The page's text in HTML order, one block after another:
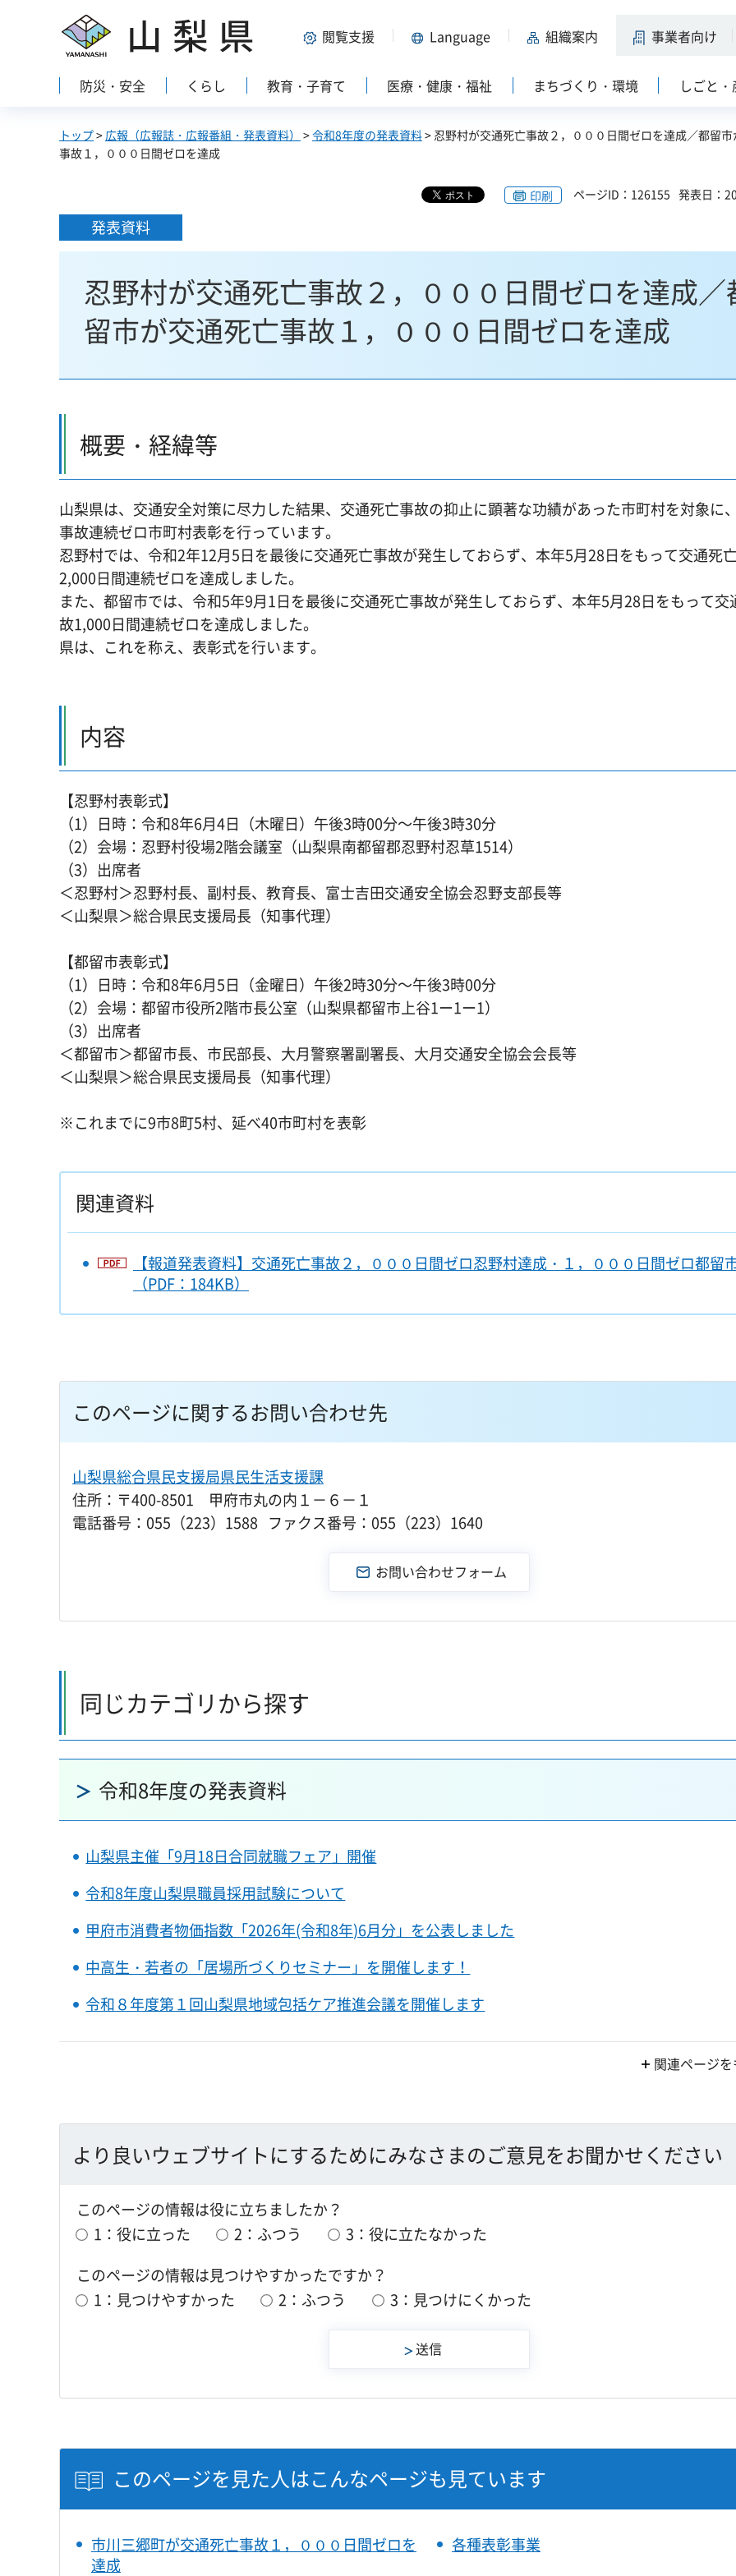
山梨県 閲覧支援 Language 組織案内 事業者向け
防災・安全 くらし 教育・子育て 医療・健康・福祉 まちづくり・環境 しごと
トップ> 広報（広報誌・広報番組・発表資料） >令和8年度の発表資料> 忍野村が交通死亡事故２，０００日間ゼロを達成／都留
事故１，０００日間ゼロを達成
印刷 ページID：126155 発表日：
発表資料
忍野村が交通死亡事故２，０００日間ゼロを達成／
留市が交通死亡事故１，０００日間ゼロを達成
概要・経緯等
山梨県は、交通安全対策に尽力した結果、交通死亡事故の抑止に顕著な功績があった市町村を対象に
事故連続ゼロ市町村表彰を行っています。
忍野村では、令和2年12月5日を最後に交通死亡事故が発生しておらず、本年5月28日をもって交通死
2,000日間連続ゼロを達成しました。
また、都留市では、令和5年9月1日を最後に交通死亡事故が発生しておらず、本年5月28日をもって交
故1,000日間連続ゼロを達成しました。
県は、これを称え、表彰式を行います。
内容
【忍野村表彰式】
（1）日時：令和8年6月4日（木曜日）午後3時00分～午後3時30分
（2）会場：忍野村役場2階会議室（山梨県南都留郡忍野村忍草1514）
（3）出席者
＜忍野村＞忍野村長、副村長、教育長、富士吉田交通安全協会忍野支部長等
＜山梨県＞総合県民支援局長（知事代理）
【都留市表彰式】
（1）日時：令和8年6月5日（金曜日）午後2時30分～午後3時00分
（2）会場：都留市役所2階市長公室（山梨県都留市上谷1ー1ー1）
（3）出席者
＜都留市＞都留市長、市民部長、大月警察署副署長、大月交通安全協会会長等
＜山梨県＞総合県民支援局長（知事代理）
※これまでに9市8町5村、延べ40市町村を表彰
関連資料
【報道発表資料】交通死亡事故２，０００日間ゼロ忍野村達成・１，０００日間ゼロ都留
（PDF：184KB）
このページに関するお問い合わせ先
山梨県総合県民支援局県民生活支援課
住所：〒400-8501 甲府市丸の内１－６－１
電話番号：055（223）1588 ファクス番号：055（223）1640
同じカテゴリから探す
令和8年度の発表資料
山梨県主催「9月18日合同就職フェア」開催
令和8年度山梨県職員採用試験について
甲府市消費者物価指数「2026年(令和8年)6月分」を公表しました
中高生・若者の「居場所づくりセミナー」を開催します！
令和８年度第１回山梨県地域包括ケア推進会議を開催します
関連ページ
より良いウェブサイトにするためにみなさまのご意見をお聞かせください
このページの情報は役に立ちましたか？
1：役に立った
2：ふつう
3：役に立たなかった
このページの情報は見つけやすかったですか？
1：見つけやすかった
2：ふつう 3：見つけにくかった
このページを見た人はこんなページも見ています
市川三郷町が交通死亡事故１，０００日間ゼロを
達成
各種表彰事業